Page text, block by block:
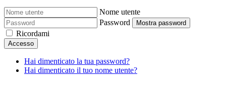
Nome utente
Password
Mostra password
Ricordami
Accesso
Hai dimenticato la tua password?
Hai dimenticato il tuo nome utente?